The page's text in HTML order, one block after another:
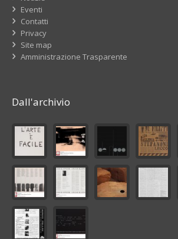
Eventi
Contatti
Privacy
Site map
Amministrazione Trasparente
Dall'archivio